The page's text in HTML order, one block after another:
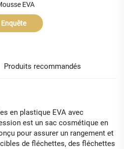
EVA
Enquête
Produits recommandés
en plastique EVA avec
est un sac cosmétique en
pour assurer un rangement et
de fléchettes, des fléchettes